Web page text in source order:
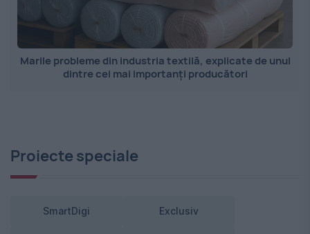
Marile probleme din industria textilă, explicate de unul
dintre cei mai importanți producători
Proiecte speciale
SmartDigi Exclusiv